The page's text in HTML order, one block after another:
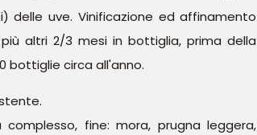
delle uve. Vinificazione ed affinamento
altri 2/3 mesi in bottiglia, prima della
bottiglie circa all'anno.
fine: mora, prugna leggera,